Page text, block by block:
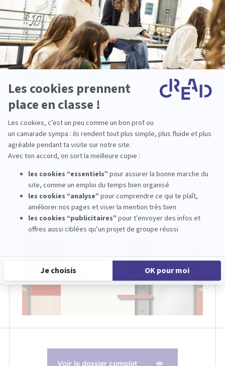
Leurs outils de production de design intérieur :
InDesign : pour la mise en page du dossier.
SketchUp : pour la réalisation des visuels 3D.
Photoshop & Illustrator : pour la création
d’une identité visuelle globale.
Voir le dossier complet